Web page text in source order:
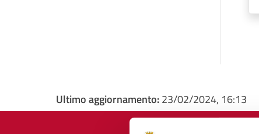
Ultimo aggiornamento:23/02/2024, 16:13